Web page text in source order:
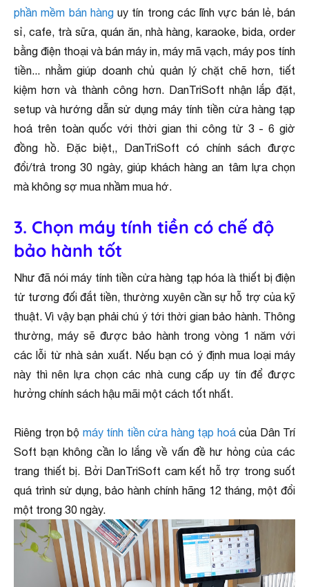
phần mềm bán hànguy tín trong các lĩnh vực bán lẻ, bán
sỉ, cafe, trà sữa, quán ăn, nhà hàng, karaoke, bida, order
bằng điện thoại và bán máy in, máy mã vạch, máy pos tính
tiền... nhằm giúp doanh chủ quản lý chặt chẽ hơn, tiết
kiệm hơn và thành công hơn. DanTriSoft nhận lắp đặt,
setup và hướng dẫn sử dụng máy tính tiền cửa hàng tạp
hoá trên toàn quốc với thời gian thi công từ 3 - 6 giờ
đồng hồ. Đặc biệt,, DanTriSoft có chính sách được
đổi/trả trong 30 ngày, giúp khách hàng an tâm lựa chọn
mà không sợ mua nhầm mua hớ.
3. Chọn máy tính tiền có chế độ
bảo hành tốt
Như đã nói máy tính tiền cửa hàng tạp hóa là thiết bị điện
tử tương đối đắt tiền, thường xuyên cần sự hỗ trợ của kỹ
thuật. Vì vậy bạn phải chú ý tới thời gian bảo hành. Thông
thường, máy sẽ được bảo hành trong vòng 1 năm với
các lỗi từ nhà sản xuất. Nếu bạn có ý định mua loại máy
này thì nên lựa chọn các nhà cung cấp uy tín để được
hưởng chính sách hậu mãi một cách tốt nhất.
Riêng trọn bộ máy tính tiền cửa hàng tạp hoá của Dân Trí
Soft bạn không cần lo lắng về vấn đề hư hỏng của các
trang thiết bị. Bởi DanTriSoft cam kết hỗ trợ trong suốt
quá trình sử dụng, bảo hành chính hãng 12 tháng, một đổi
một trong 30 ngày.